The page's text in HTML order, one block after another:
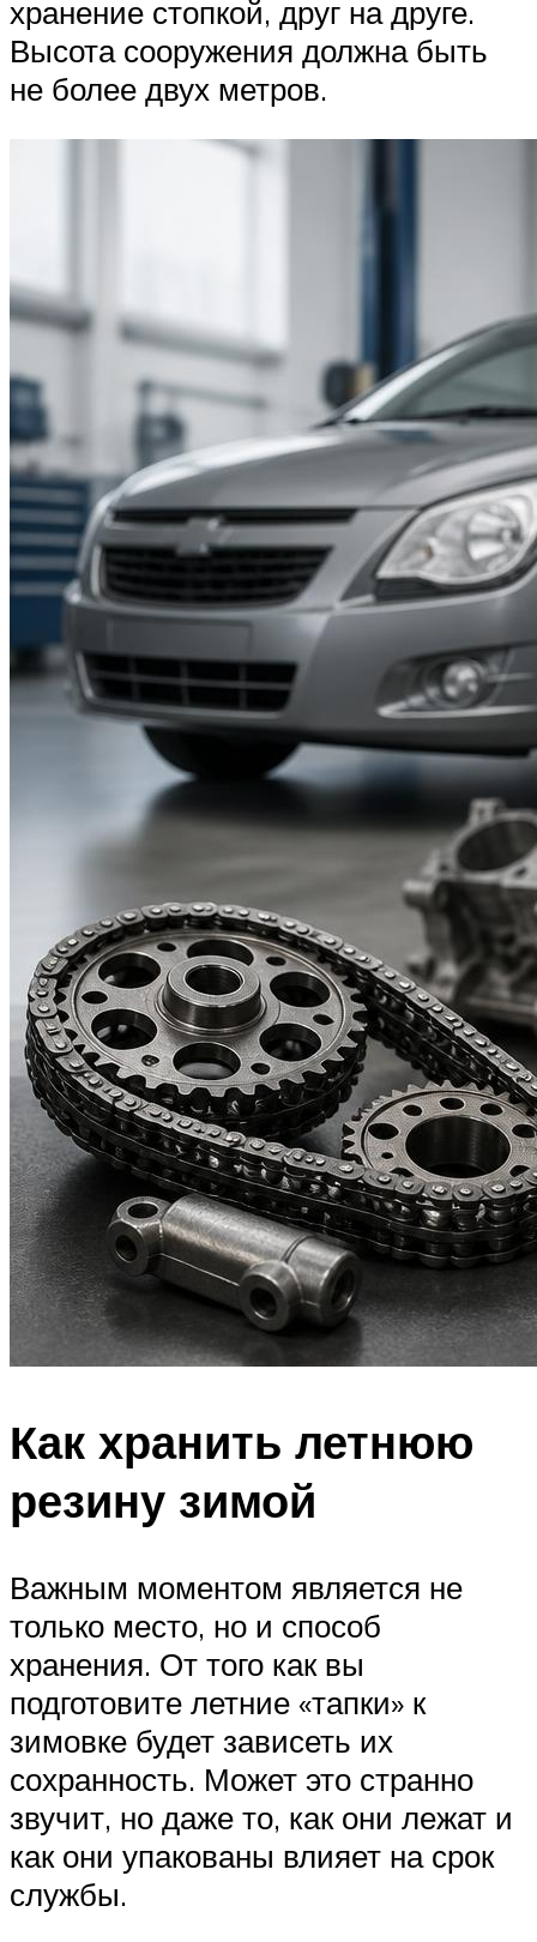
хранение стопкой, друг на друге.
Высота сооружения должна быть
не более двух метров.
Как хранить летнюю
резину зимой
Важным моментом является не
только место, но и способ
хранения. От того как вы
подготовите летние «тапки» к
зимовке будет зависеть их
сохранность. Может это странно
звучит, но даже то, как они лежат и
как они упакованы влияет на срок
службы.